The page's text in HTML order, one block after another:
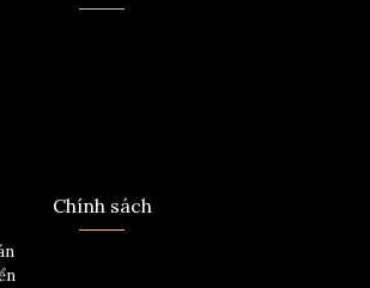
Chính sách